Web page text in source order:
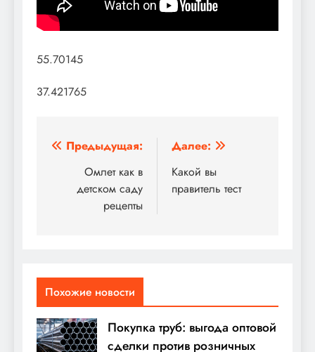
55.70145
37.421765
Навигация
записям
Предыдущая:
Омлет как в
детском саду
рецепты
Далее:
Какой вы
правитель тест
Похожие новости
Покупка труб: выгода оптовой
сделки против розничных